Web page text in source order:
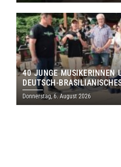
40 JUNGE MUSIKERINNEN
DEUTSCH-
THOLEY
Donnerstag, 6. August 2026